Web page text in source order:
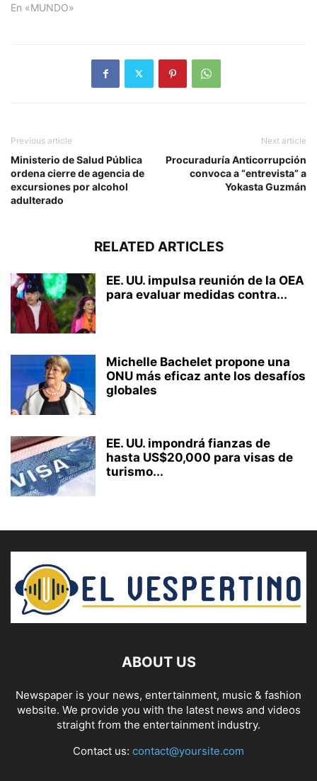
En «MUNDO»
Previous article
Ministerio de Salud Pública
ordena cierre de agencia de
excursiones por alcohol
adulterado
Next article
Procuraduría Anticorrupción
convoca a “entrevista” a
Yokasta Guzmán
RELATED ARTICLES
EE. UU. impulsa reunión de la OEA
para evaluar medidas contra...
Michelle Bachelet propone una
ONU más eficaz ante los desafíos
globales
EE. UU. impondrá fianzas de
hasta US$20,000 para visas de
turismo...
ABOUT US
Newspaper is your news, entertainment, music & fashion
website. We provide you with the latest news and videos
straight from the entertainment industry.
Contact us: contact@yoursite.com